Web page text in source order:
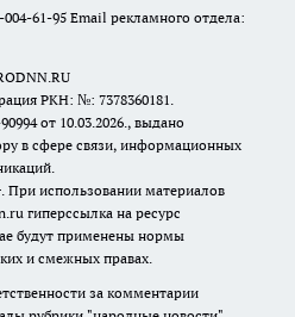
61-95 Email рекламного отдела:
РКН: №: 7378360181.
от 10.03.2026., выдано
в сфере связи, информационных
При использовании материалов
гиперссылка на ресурс
будут применены нормы
и смежных правах.
за комментарии